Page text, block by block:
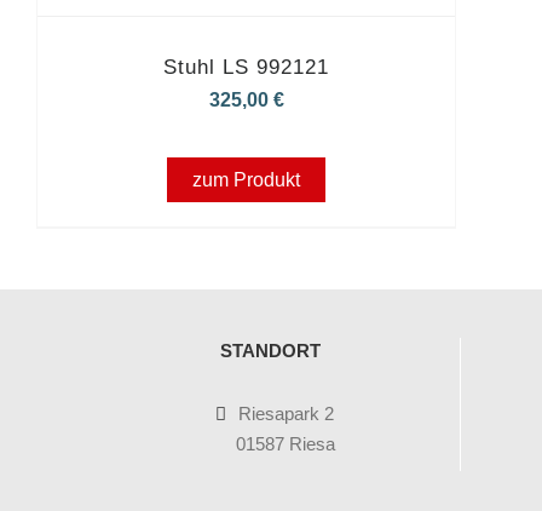
Stuhl LS 992121
325,00 €
zum Produkt
STANDORT
Riesapark 2
01587 Riesa